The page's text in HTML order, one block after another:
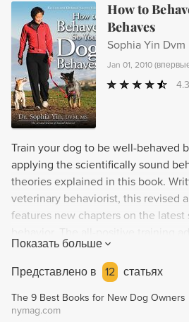
How to
Behaves
Sophia Yin Dvm
Jan 01, 2010 (
4.3
Train your dog to be well-behaved
applying the scientifically sound
theories explained in this book.
veterinary behaviorist, this revised
features new chapters on the latest
exercises make it simple to modify
outdated punishment methods.
and fun training exercises turned
owners, this book is a must-read
Показать больше
Представлено в
12 статьях
nymag.com